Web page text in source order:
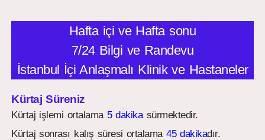
Hafta içi ve Hafta sonu
7/24 Bilgi ve Randevu
İstanbul İçi Anlaşmalı Klinik ve Hastaneler
Kürtaj Süreniz
Kürtaj işlemi ortalama 5 dakikasürmektedir.
Kürtaj sonrası kalış süresi ortalama45 dakikadır.